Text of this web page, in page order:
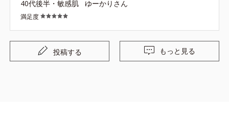
40代後半・敏感肌 ゆーかりさん
満足度
投稿する もっと見る